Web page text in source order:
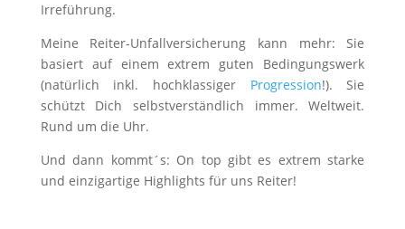
Irreführung.
Meine Reiter-Unfallversicherung kann mehr: Sie
basiert auf einem extrem guten Bedingungswerk
(natürlich inkl. hochklassiger Progression!). Sie
schützt Dich selbstverständlich immer. Weltweit.
Rund um die Uhr.
Und dann kommt´s: On top gibt es extrem starke
und einzigartige Highlights für uns Reiter!